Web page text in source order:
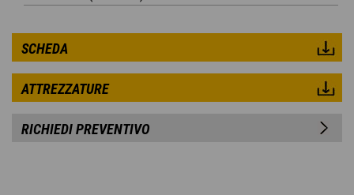
SCHEDA
ATTREZZATURE
RICHIEDI PREVENTIVO